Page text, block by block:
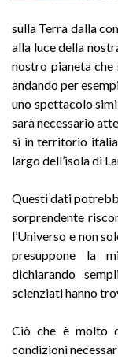
sulla Terra dalla
alla luce della
nostro pianeta che
andando per
uno spettacolo
sarà necessario
sì in territorio
largo dell’isola di
Questi dati
sorprendente
l’Universo e non
presuppone la
dichiarando
scienziati hanno
Ciò che è molto
condizioni